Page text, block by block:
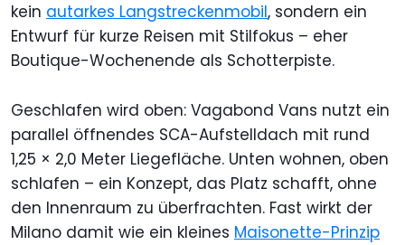
kein autarkes Langstreckenmobil, sondern ein
Entwurf für kurze Reisen mit Stilfokus – eher
Boutique-Wochenende als Schotterpiste.
Geschlafen wird oben: Vagabond Vans nutzt ein
parallel öffnendes SCA-Aufstelldach mit rund
1,25 × 2,0 Meter Liegefläche. Unten wohnen, oben
schlafen – ein Konzept, das Platz schafft, ohne
den Innenraum zu überfrachten. Fast wirkt der
Milano damit wie ein kleines Maisonette-Prinzip